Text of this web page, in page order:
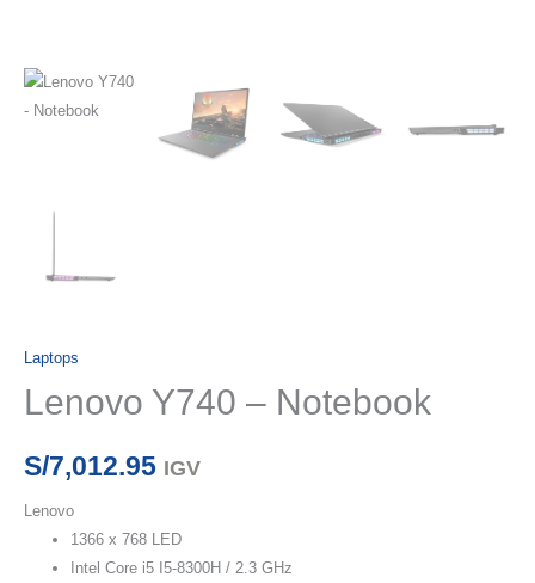
Laptops
Lenovo Y740 – Notebook
S/7,012.95 IGV
Lenovo
1366 x 768 LED
Intel Core i5 I5-8300H / 2.3 GHz